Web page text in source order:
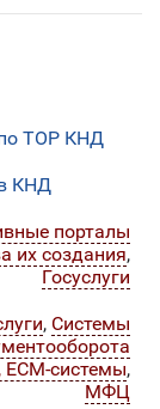
ТОР КНД
КНД
порталы
их создания,
Госуслуги
, Системы
системы,
МФЦ